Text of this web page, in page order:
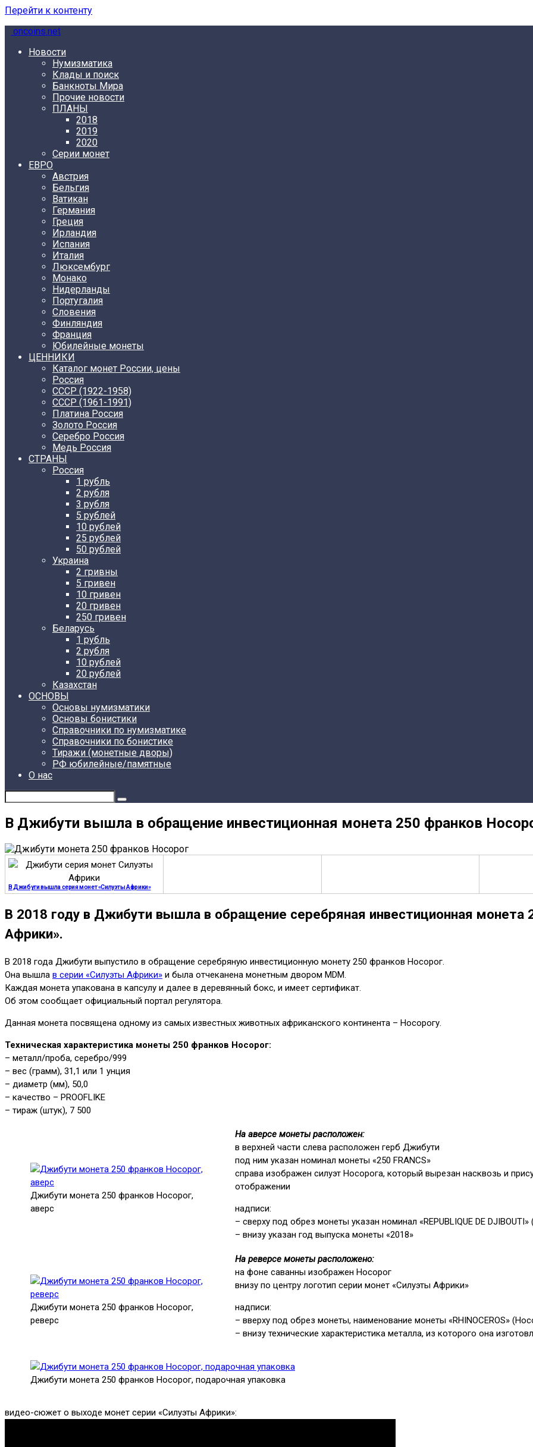
Перейти к контенту
oncoins.net
Новости
Нумизматика
Клады и поиск
Банкноты Мира
Прочие новости
ПЛАНЫ
2018
2019
2020
Серии монет
ЕВРО
Австрия
Бельгия
Ватикан
Германия
Греция
Ирландия
Испания
Италия
Люксембург
Монако
Нидерланды
Португалия
Словения
Финляндия
Франция
Юбилейные монеты
ЦЕННИКИ
Каталог монет России, цены
Россия
СССР (1922-1958)
CCCР (1961-1991)
Платина Россия
Золото Россия
Серебро Россия
Медь Россия
СТРАНЫ
Россия
1 рубль
2 рубля
3 рубля
5 рублей
10 рублей
25 рублей
50 рублей
Украина
2 гривны
5 гривен
10 гривен
20 гривен
250 гривен
Беларусь
1 рубль
2 рубля
10 рублей
20 рублей
Казахстан
ОСНОВЫ
Основы нумизматики
Основы бонистики
Справочники по нумизматике
Справочники по бонистике
Тиражи (монетные дворы)
РФ юбилейные/памятные
О нас
В Джибути вышла в обращение инвестиционная монета 250 франков
В Джибути вышла серия монет «Силуэты Африки»
В 2018 году в Джибути вышла в обращение серебряная инвестиционная монета
Африки».
В 2018 года Джибути выпустило в обращение серебряную инвестиционную монету 250 франков Носорог.
Она вышла в серии «Силуэты Африки» и была отчеканена монетным двором MDM.
Каждая монета упакована в капсулу и далее в деревянный бокс, и имеет сертификат.
Об этом сообщает официальный портал регулятора.
Данная монета посвящена одному из самых известных животных африканского континента – Носорогу.
Техническая характеристика монеты 250 франков Носорог:
– металл/проба, серебро/999
– вес (грамм), 31,1 или 1 унция
– диаметр (мм), 50,0
– качество – PROOFLIKE
– тираж (штук), 7 500
Джибути монета 250 франков Носорог,
аверс
На аверсе монеты расположен:
в верхней части слева расположен герб Джибути
под ним указан номинал монеты «250 FRANCS»
справа изображен силуэт Носорога, который вырезан насквозь и
отображении
надписи:
– сверху под обрез монеты указан номинал «REPUBLIQUE DE
– внизу указан год выпуска монеты «2018»
Джибути монета 250 франков Носорог,
реверс
На реверсе монеты расположено:
на фоне саванны изображен Носорог
внизу по центру логотип серии монет «Силуэты Африки»
надписи:
– вверху под обрез монеты, наименование монеты «RHINOCEROS»
– внизу технические характеристика металла, из которого она
Джибути монета 250 франков Носорог, подарочная упаковка
видео-сюжет о выходе монет серии «Силуэты Африки»: